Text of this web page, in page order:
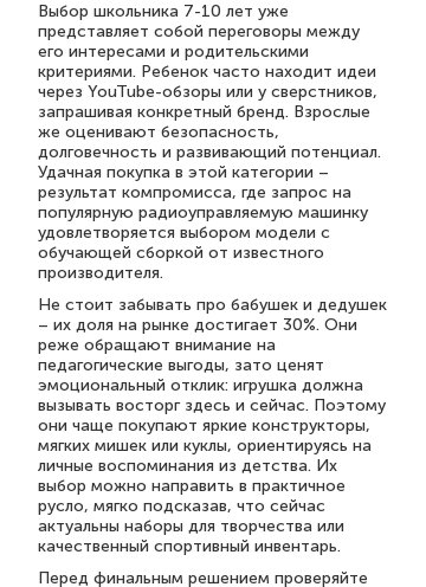
Выбор школьника 7-10 лет уже
представляет собой переговоры между
его интересами и родительскими
критериями. Ребенок часто находит идеи
через YouTube-обзоры или у сверстников,
запрашивая конкретный бренд. Взрослые
же оценивают безопасность,
долговечность и развивающий потенциал.
Удачная покупка в этой категории –
результат компромисса, где запрос на
популярную радиоуправляемую машинку
удовлетворяется выбором модели с
обучающей сборкой от известного
производителя.
Не стоит забывать про бабушек и дедушек
– их доля на рынке достигает 30%. Они
реже обращают внимание на
педагогические выгоды, зато ценят
эмоциональный отклик: игрушка должна
вызывать восторг здесь и сейчас. Поэтому
они чаще покупают яркие конструкторы,
мягких мишек или куклы, ориентируясь на
личные воспоминания из детства. Их
выбор можно направить в практичное
русло, мягко подсказав, что сейчас
актуальны наборы для творчества или
качественный спортивный инвентарь.
Перед финальным решением проверяйте